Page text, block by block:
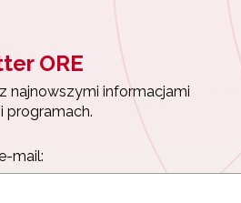
ORE
najnowszymi informacjami
programach.
mail: